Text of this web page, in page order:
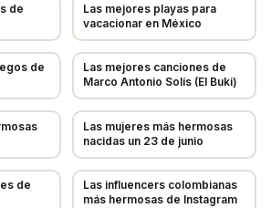
📨 Enviar sugerencia
de
Las mejores playas para
vacacionar en México
de
Las mejores canciones de
Marco Antonio Solís (El Buki)
Las mujeres más hermosas
nacidas un 23 de junio
de
Las influencers colombianas
más hermosas de Instagram